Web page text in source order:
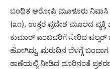
ಬಂಧಿತ ಆರೋಪಿ ಮೂಳೂರು
(೩೧), ಉತ್ತರ ಪ್ರದೇಶ ಮೂಲದ
ಕುಮಾರ್ ಎಂಬವರಿಗೆ ಸೇರಿದ ಪಲ್ಸರ್
ಹೋಗಿದ್ದು, ಮರುದಿನ ಬೆಳಗ್ಗೆ ಬಂದಾಗ
ಠಾಣೆಯಲ್ಲಿ ನೀಡಿದ ದೂರಿನಂತೆ